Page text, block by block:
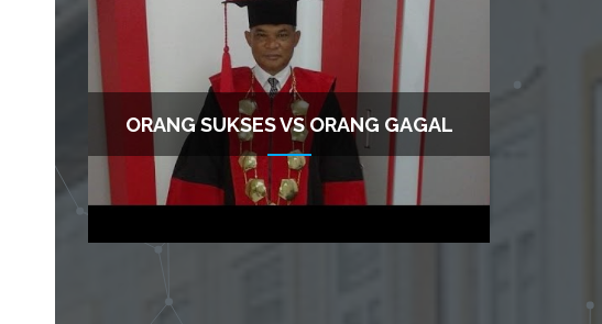
ORANG SUKSES VS ORANG GAGAL